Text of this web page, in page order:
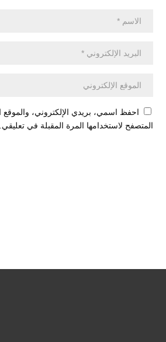
احفظ اسمي، بريدي الإلكتروني، والموقع
المتصفح لاستخدامها المرة المقبلة في تعليقي.